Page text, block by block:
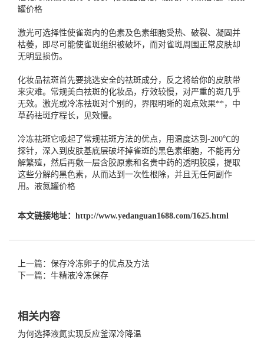
罐价格
激光可选择性使雀斑内的色素及色素细胞受热、破裂、凝固并
枯萎，即尽可能使雀斑组织被破坏，而对雀斑周围正常皮肤却
无明显损伤。
化妆品祛斑首先要挑选安全的祛斑成分，反之将给你的皮肤带
来灾难。常规美白祛斑的化妆品，疗效较慢，对严重的斑几乎
无效。激光或冷冻祛斑对个别的，界限明晰的斑点效果**，中
草药祛斑疗程长，见效慢。
冷冻祛斑它吸起了常规祛斑方法的优点，用温度达到-200℃的
探针，深入到皮肤基底层破坏掉雀斑的黑色素细胞，不能再分
解繁殖，然后再敷一层含胶原素和名贵中药的透明胶膜，提取
这些分解的黑色素，从而达到一次性根除，并且无任何副作
用。 液氮罐价格
本文链接地址： http://www.yedanguan1688.com/1625.html
上一篇：保存冷冻卵子的优点及方法
下一篇：牛精液冷冻保存
相关内容
为何选择液氮实现反应釜深冷降温